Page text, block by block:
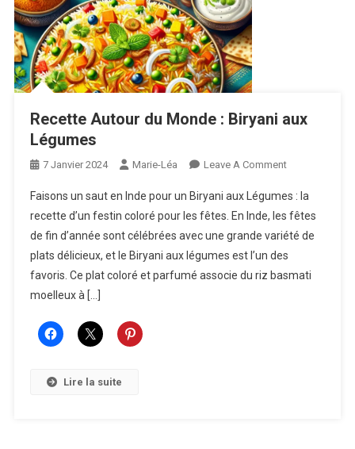
Recette Autour du Monde : Biryani aux
Légumes
7 Janvier 2024 Marie-Léa Leave A CommentOn
Autour
Du
Monde
:
Biryani
Faisons un saut en Inde pour un Biryani aux Légumes : la
recette d’un festin coloré pour les fêtes. En Inde, les fêtes
de fin d’année sont célébrées avec une grande variété de
plats délicieux, et le Biryani aux légumes est l’un des
favoris. Ce plat coloré et parfumé associe du riz basmati
moelleux à […]
Lire la suite